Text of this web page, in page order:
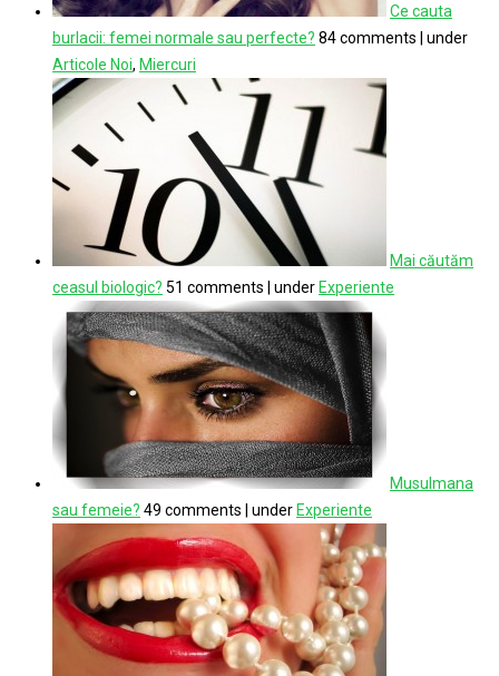
Ce cauta
burlacii: femei normale sau perfecte? 84 comments
under
Articole Noi, Miercuri
Mai căutăm
ceasul biologic? 51 comments under Experiente
Musulmana
sau femeie? 49 comments under Experiente